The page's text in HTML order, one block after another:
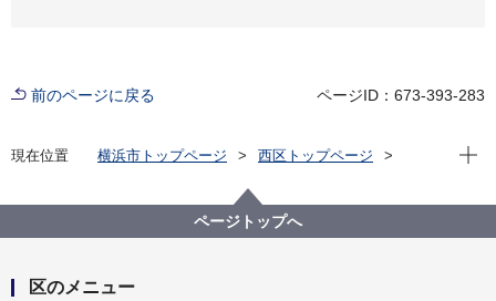
前のページに戻る ページID：673-393-283
現在位置 横浜市トップページ
西区トップページ
温故知新！西区てくてくスケッチ
温故知新！西区てくてくスケッチ：第五十九回 崎陽軒
現在
ページトップへ
区のメニュー